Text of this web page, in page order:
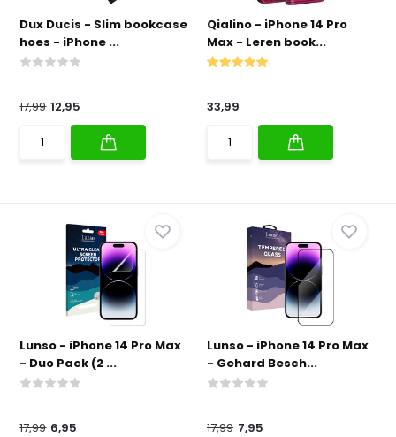
Dux Ducis - Slim bookcase
hoes - iPhone ...
17,99 12,95
Qialino - iPhone 14 Pro
Max - Leren book...
33,99
Lunso - iPhone 14 Pro Max
- Duo Pack (2 ...
17,99 6,95
Lunso - iPhone 14 Pro Max
- Gehard Besch...
17,99 7,95